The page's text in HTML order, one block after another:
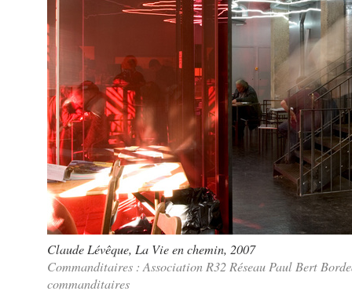
Claude Lévêque, La Vie en chemin, 2007
Commanditaires : Association R32 Réseau Paul Bert
commanditaires